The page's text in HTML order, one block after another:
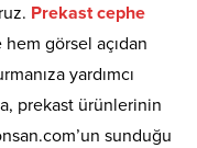
Prekast cephe
görsel açıdan
yardımcı
prekast ürünlerinin
sunduğu